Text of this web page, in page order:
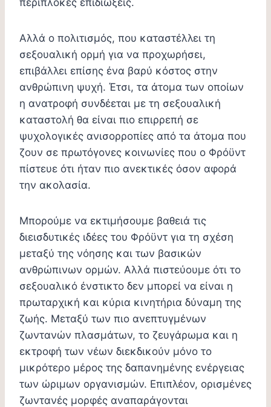
Αλλά ο πολιτισμός, που καταστέλλει τη
σεξουαλική ορμή για να προχωρήσει,
επιβάλλει επίσης ένα βαρύ κόστος στην
ανθρώπινη ψυχή. Έτσι, τα άτομα των οποίων
η ανατροφή συνδέεται με τη σεξουαλική
καταστολή θα είναι πιο επιρρεπή σε
ψυχολογικές ανισορροπίες από τα άτομα που
ζουν σε πρωτόγονες κοινωνίες που ο Φρόϋντ
πίστευε ότι ήταν πιο ανεκτικές όσον αφορά
την ακολασία.
Μπορούμε να εκτιμήσουμε βαθειά τις
διεισδυτικές ιδέες του Φρόϋντ για τη σχέση
μεταξύ της νόησης και των βασικών
ανθρώπινων ορμών. Αλλά πιστεύουμε ότι το
σεξουαλικό ένστικτο δεν μπορεί να είναι η
πρωταρχική και κύρια κινητήρια δύναμη της
ζωής. Μεταξύ των πιο ανεπτυγμένων
ζωντανών πλασμάτων, το ζευγάρωμα και η
εκτροφή των νέων διεκδικούν μόνο το
μικρότερο μέρος της δαπανημένης ενέργειας
των ώριμων οργανισμών. Επιπλέον, ορισμένες
ζωντανές μορφές αναπαράγονται